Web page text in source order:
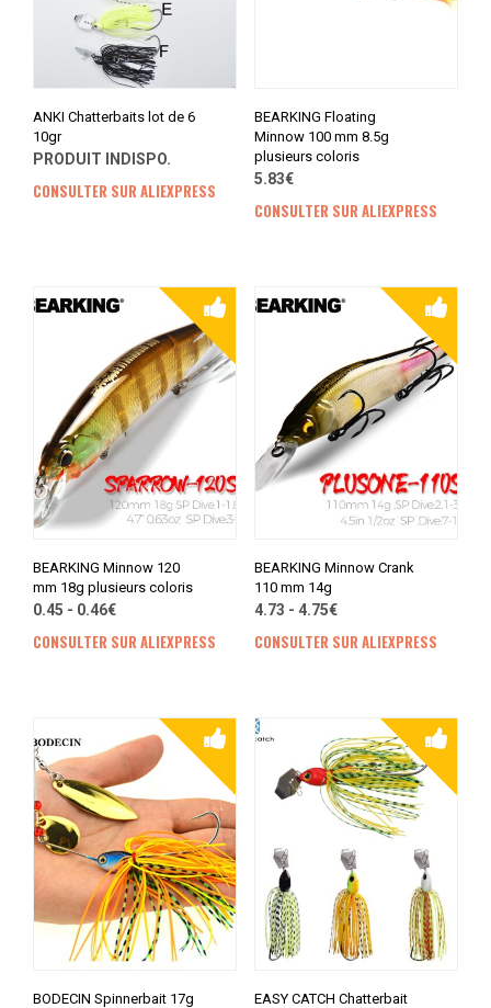
ANKI Chatterbaits lot de 6
10gr
PRODUIT INDISPO.
CONSULTER SUR ALIEXPRESS
BEARKING Floating
Minnow 100 mm 8.5g
plusieurs coloris
5.83€
CONSULTER SUR ALIEXPRESS
BEARKING Minnow 120
mm 18g plusieurs coloris
0.45 - 0.46€
CONSULTER SUR ALIEXPRESS
BEARKING Minnow Crank
110 mm 14g
4.73 - 4.75€
CONSULTER SUR ALIEXPRESS
BODECIN Spinnerbait 17g
EASY CATCH Chatterbait